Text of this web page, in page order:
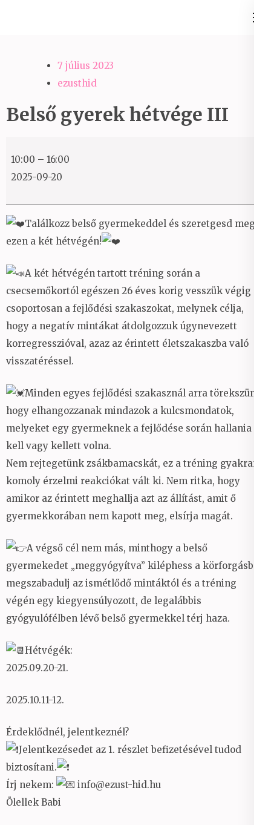
7 július 2023
ezusthid
Belső gyerek hétvége III
gyerek
hétvége
10:00 – 16:00
2025-09-20
Találkozz belső gyermekeddel és szeretgesd meg
ezen a két hétvégén!
A két hétvégén tartott tréning során a
csecsemőkortól egészen 26 éves korig vesszük végig
csoportosan a fejlődési szakaszokat, melynek célja,
hogy a negatív mintákat átdolgozzuk úgynevezett
korregresszióval, azaz az érintett életszakaszba való
visszatéréssel.
Minden egyes fejlődési szakasznál arra törekszünk,
hogy elhangozzanak mindazok a kulcsmondatok,
melyeket egy gyermeknek a fejlődése során hallania
kell vagy kellett volna.
Nem rejtegetünk zsákbamacskát, ez a tréning gyakran
komoly érzelmi reakciókat vált ki. Nem ritka, hogy
amikor az érintett meghallja azt az állítást, amit ő
gyermekkorában nem kapott meg, elsírja magát.
A végső cél nem más, minthogy a belső
gyermekedet „meggyógyítva” kiléphess a körforgásból,
megszabadulj az ismétlődő mintáktól és a tréning
végén egy kiegyensúlyozott, de legalábbis
gyógyulófélben lévő belső gyermekkel térj haza.
Hétvégék:
2025.09.20-21.
2025.10.11-12.
Érdeklődnél, jelentkeznél?
Jelentkezésedet az 1. részlet befizetésével tudod
biztosítani.
Írj nekem:
info@ezust-hid.hu
Ölellek Babi